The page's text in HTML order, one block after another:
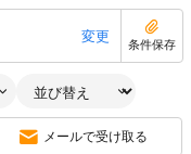
変更
条件保存
メールで受け取る
せ